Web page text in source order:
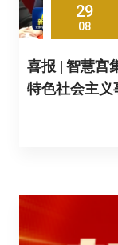
29
08
喜报 | 智慧宫
特色社会主义